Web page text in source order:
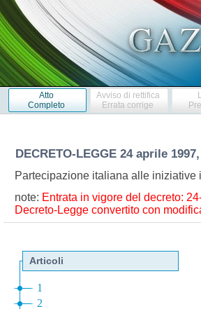
Atto
Completo
Avviso di rettifica
Errata corrige
DECRETO-LEGGE 24 aprile
Partecipazione italiana alle
note: Entrata in vigore del decreto:
Decreto-Legge convertito con